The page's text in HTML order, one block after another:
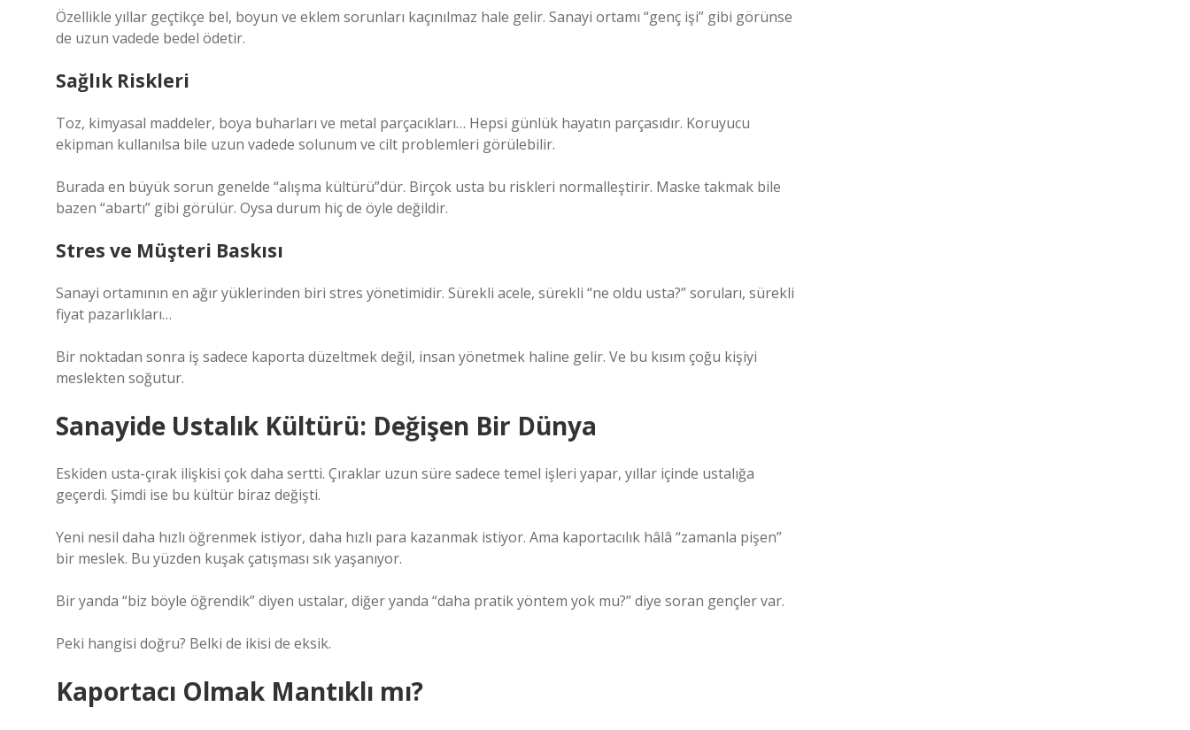
Özellikle yıllar geçtikçe bel, boyun ve eklem sorunları kaçınılmaz hale gelir. Sanayi ortamı “genç işi” gibi görünse
de uzun vadede bedel ödetir.
Sağlık Riskleri
Toz, kimyasal maddeler, boya buharları ve metal parçacıkları… Hepsi günlük hayatın parçasıdır. Koruyucu
ekipman kullanılsa bile uzun vadede solunum ve cilt problemleri görülebilir.
Burada en büyük sorun genelde “alışma kültürü”dür. Birçok usta bu riskleri normalleştirir. Maske takmak bile
bazen “abartı” gibi görülür. Oysa durum hiç de öyle değildir.
Stres ve Müşteri Baskısı
Sanayi ortamının en ağır yüklerinden biri stres yönetimidir. Sürekli acele, sürekli “ne oldu usta?” soruları, sürekli
fiyat pazarlıkları…
Bir noktadan sonra iş sadece kaporta düzeltmek değil, insan yönetmek haline gelir. Ve bu kısım çoğu kişiyi
meslekten soğutur.
Sanayide Ustalık Kültürü: Değişen Bir Dünya
Eskiden usta-çırak ilişkisi çok daha sertti. Çıraklar uzun süre sadece temel işleri yapar, yıllar içinde ustalığa
geçerdi. Şimdi ise bu kültür biraz değişti.
Yeni nesil daha hızlı öğrenmek istiyor, daha hızlı para kazanmak istiyor. Ama kaportacılık hâlâ “zamanla pişen”
bir meslek. Bu yüzden kuşak çatışması sık yaşanıyor.
Bir yanda “biz böyle öğrendik” diyen ustalar, diğer yanda “daha pratik yöntem yok mu?” diye soran gençler var.
Peki hangisi doğru? Belki de ikisi de eksik.
Kaportacı Olmak Mantıklı mı?